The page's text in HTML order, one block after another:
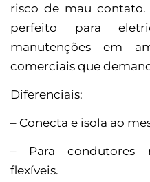
risco de mau
perfeito para
manutenções em
comerciais que
Diferenciais:
– Conecta e isola ao
– Para condutores
flexíveis.